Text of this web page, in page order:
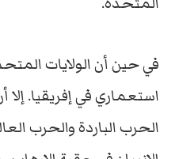
في حين أن الولايات
استعماري في إفريقيا. إلا
الحرب الباردة والحرب